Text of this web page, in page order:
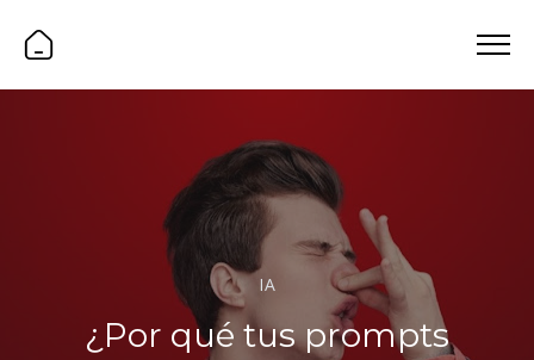
IA
¿Por qué tus prompts